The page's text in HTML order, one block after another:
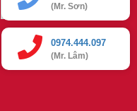
(Mr. Sơn)
0974.444.097
(Mr. Lâm)